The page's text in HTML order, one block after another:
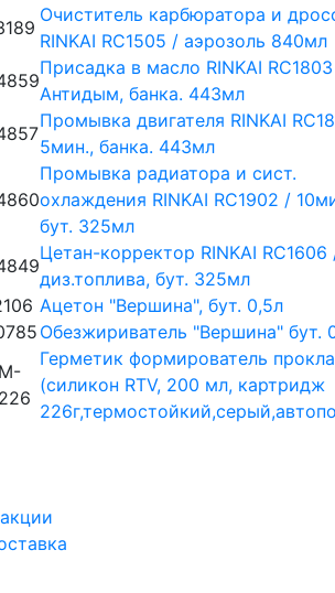
Очиститель карбюратора и
RINKAI RC1505 / аэрозоль 840мл
Присадка в масло RINKAI
Антидым, банка. 443мл
Промывка двигателя RINKAI
5мин., банка. 443мл
Промывка радиатора и сист.
охлаждения RINKAI RC1902 /
бут. 325мл
Цетан-корректор RINKAI RC1606
диз.топлива, бут. 325мл
Ацетон "Вершина", бут. 0,5л
Обезжириватель "Вершина" бут.
Герметик формирователь
(силикон RTV, 200 мл, картридж